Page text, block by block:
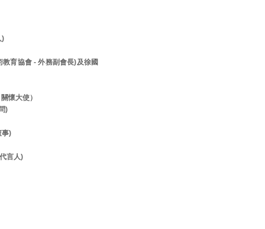
)
育協會 - 外務副會長)及徐國
懷大使）
)
事)
言人)